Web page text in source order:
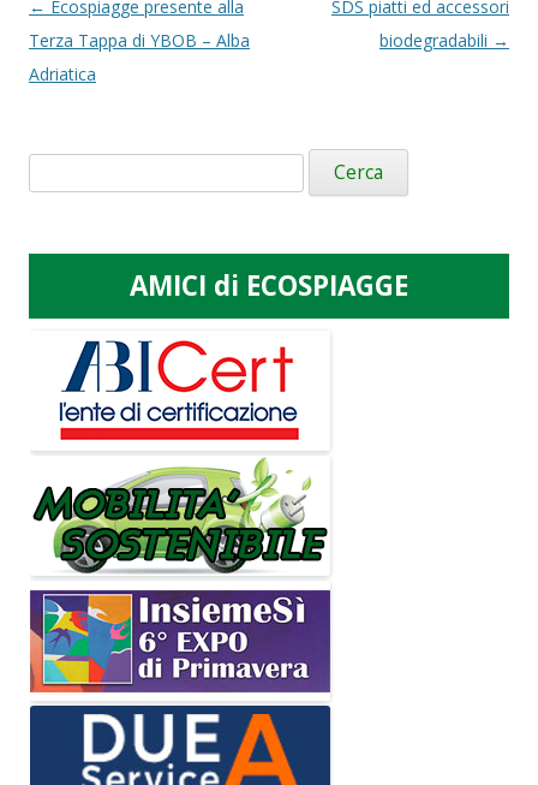
Navigazione
articolo
← Ecospiagge presente alla
Terza Tappa di YBOB – Alba
Adriatica
SDS piatti ed accessori
biodegradabili →
Ricerca
per:
AMICI di ECOSPIAGGE